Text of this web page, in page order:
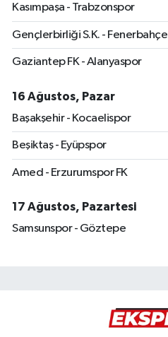
Kasımpaşa - Trabzonspor
Gençlerbirliği S.K. - Fenerbahçe
Gaziantep FK - Alanyaspor
16 Ağustos, Pazar
Başakşehir - Kocaelispor
Beşiktaş - Eyüpspor
Amed - Erzurumspor FK
17 Ağustos, Pazartesi
Samsunspor - Göztepe